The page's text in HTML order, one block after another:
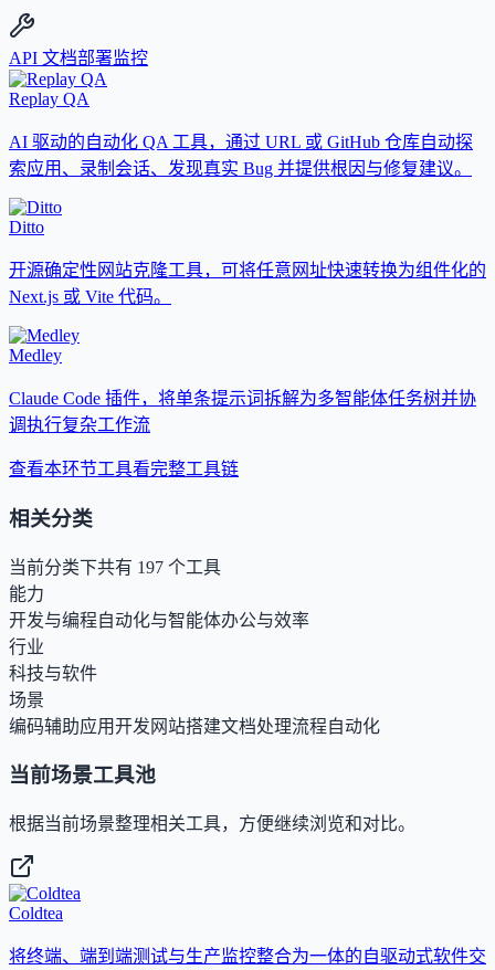
API 文档部署监控
Replay QA
AI 驱动的自动化 QA 工具，通过 URL 或 GitHub 仓库自动探
索应用、录制会话、发现真实 Bug 并提供根因与修复建议。
Ditto
开源确定性网站克隆工具，可将任意网址快速转换为组件化的
Next.js 或 Vite 代码。
Medley
Claude Code 插件，将单条提示词拆解为多智能体任务树并协
调执行复杂工作流
查看本环节工具看完整工具链
相关分类
当前分类下共有 197 个工具
能力
开发与编程自动化与智能体办公与效率
行业
科技与软件
场景
编码辅助应用开发 网站搭建文档处理流程自动化
当前场景工具池
根据当前场景整理相关工具，方便继续浏览和对比。
Coldtea
将终端、端到端测试与生产监控整合为一体的自驱动式软件交